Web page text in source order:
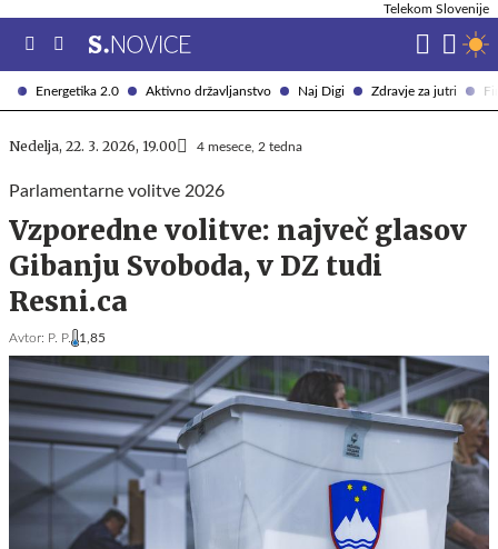
Energetika 2.0 Aktivno državljanstvo Naj Digi Zdravje za jutri
Telekom Slovenije
Nedelja, 22. 3. 2026, 19.00 4 mesece, 2 tedna
Parlamentarne volitve 2026
Vzporedne volitve: največ glasov
Gibanju Svoboda, v DZ tudi
Resni.ca
Avtor: P. P. 1,85